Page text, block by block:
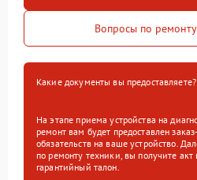
Вопросы по
Какие документы вы предоставляете?
На этапе приема устройства на
ремонт вам будет предоставлен
обязательств на ваше устройство.
по ремонту техники, вы получите
гарантийный талон.